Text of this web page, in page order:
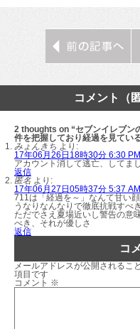
コメント（
2 thoughts on “セブンイレブ
件を把握しており経過を見てい
みょんきち より:
17年06月26日18時30分 6:30 PM
アカウント消して逃亡、してまし
返信
匿名 より:
17年06月27日05時37分 5:37 AM
711は「経過を～」なんて甘い
うなりなんなりで徹底抗戦すべ
ただでさえ夏場近いし警告の意
べき、それが優しさ
返信
コ
メールアドレスが公開されるこ
項目です
コメント ※